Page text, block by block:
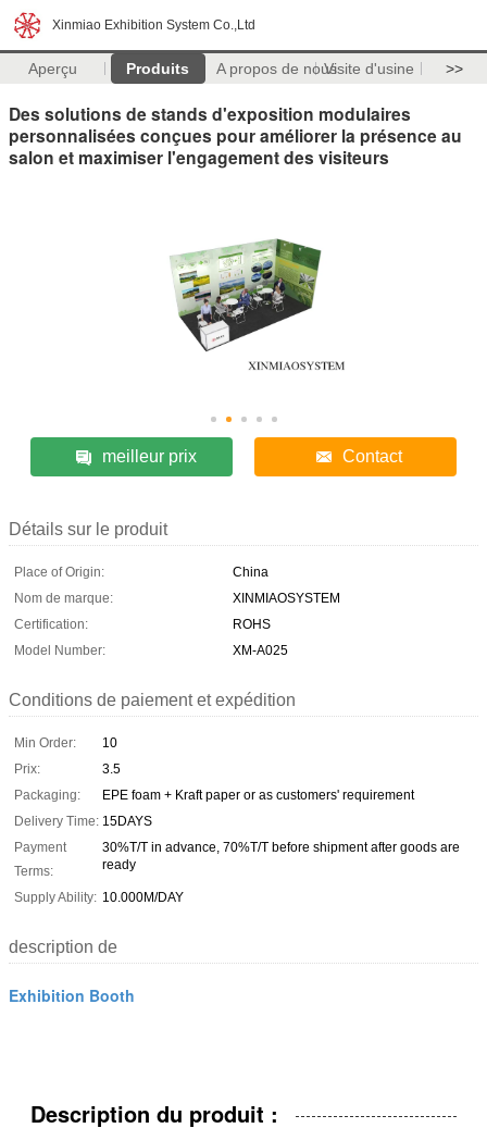
Xinmiao Exhibition System Co.,Ltd
Aperçu Produits A propos de nousVisite d'usine >>
Des solutions de stands d'exposition modulaires
personnalisées conçues pour améliorer la présence au
salon et maximiser l'engagement des visiteurs
meilleur prix Contact
Détails sur le produit
Place of Origin:
China
Nom de marque:
XINMIAOSYSTEM
Certification:
ROHS
Model Number:
XM-A025
Conditions de paiement et expédition
Min Order:
10
Prix:
3.5
Packaging:
EPE foam + Kraft paper or as customers' requirement
Delivery Time: 15DAYS
Payment
Terms:
30%T/T in advance, 70%T/T before shipment after goods are
ready
Supply Ability: 10.000M/DAY
description de
Exhibition Booth
Description du produit :